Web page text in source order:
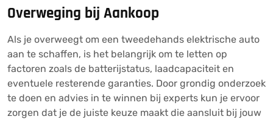
Overweging bij Aankoop
Als je overweegt om een tweedehands elektrische auto
aan te schaffen, is het belangrijk om te letten op
factoren zoals de batterijstatus, laadcapaciteit en
eventuele resterende garanties. Door grondig onderzoek
te doen en advies in te winnen bij experts kun je ervoor
zorgen dat je de juiste keuze maakt die aansluit bij jouw